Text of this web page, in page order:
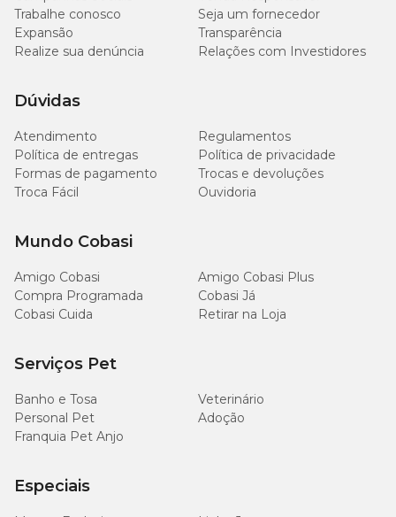
Trabalhe conosco
Seja um fornecedor
Expansão
Transparência
Realize sua denúncia
Relações com Investidores
Dúvidas
Atendimento
Regulamentos
Política de entregas
Política de privacidade
Formas de pagamento
Trocas e devoluções
Troca Fácil
Ouvidoria
Mundo Cobasi
Amigo Cobasi
Amigo Cobasi Plus
Compra Programada
Cobasi Já
Cobasi Cuida
Retirar na Loja
Serviços Pet
Banho e Tosa
Veterinário
Personal Pet
Adoção
Franquia Pet Anjo
Especiais